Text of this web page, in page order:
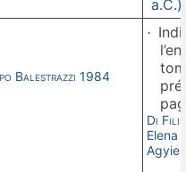
Balestrazzi 1984
·
Di
Elena